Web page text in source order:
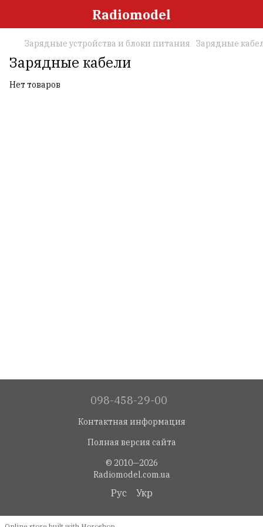
Radiomodel
Зарядные устройства и блоки питания Зарядные
Зарядные кабели
Нет товаров
098-458-29-00
Контактная информация
Полная версия сайта
© 2010—2026
Radiomodel.com.ua
Рус Укр